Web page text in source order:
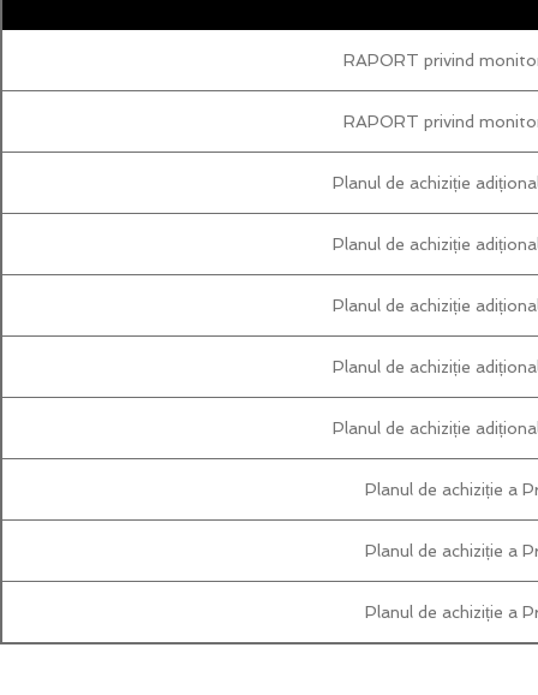
RAPORT privind
RAPORT privind
Planul de achiziție
Planul de achiziție
Planul de achiziție
Planul de achiziție
Planul de achiziție
Planul de achiziție a
Planul de achiziție a
Planul de achiziție a